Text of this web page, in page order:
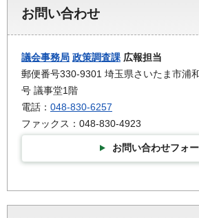
お問い合わせ
議会事務局 政策調査課 広報担当
郵便番号330-9301 埼玉県さいたま市浦
号 議事堂1階
電話： 048-830-6257
ファックス：048-830-4923
お問い合わせフォ